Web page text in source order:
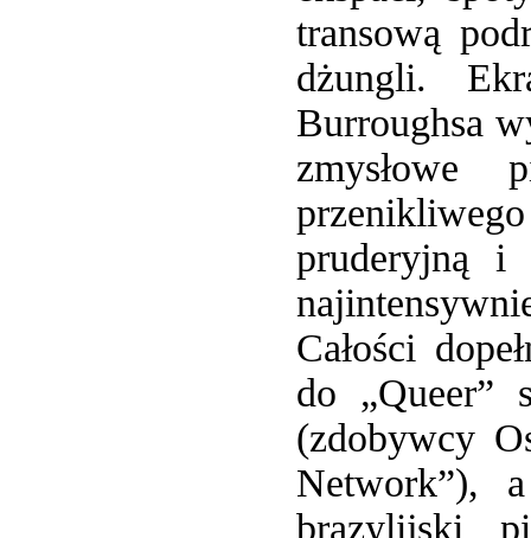
transową
dżungli.
Burroughsa
zmysłowe
pruderyjną i
Całości
do „Queer”
(zdobywcy
Network”),
brazylijski